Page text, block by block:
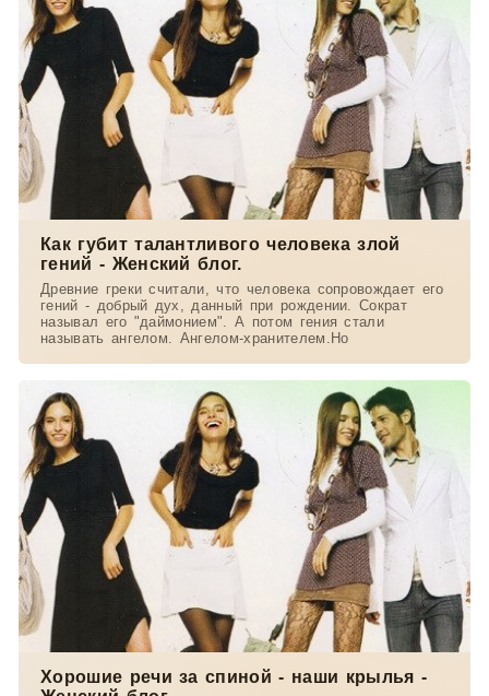
Как губит талантливого человека злой
гений - Женский блог.
Древние греки считали, что человека сопровождает его
гений - добрый дух, данный при рождении. Сократ
называл его "даймонием". А потом гения стали
называть ангелом. Ангелом-хранителем.Но
Хорошие речи за спиной - наши крылья -